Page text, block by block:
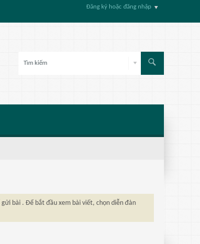
Đăng ký hoặc đăng nhập
bài . Để bắt đầu xem bài viết, chọn diễn đàn